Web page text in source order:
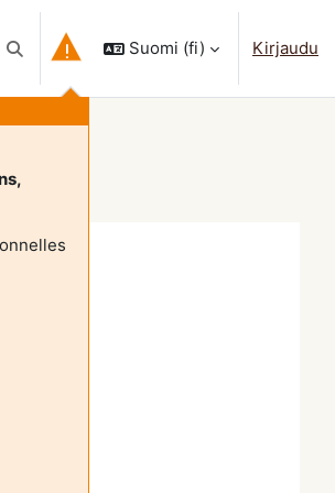
Vaihda hakusyöttöäSuomi ‎(fi)‎ Kirjaudu